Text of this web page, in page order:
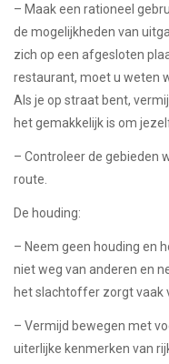
– Maak een rationeel
de mogelijkheden van
zich op een afgesloten
restaurant, moet u weten
Als je op straat bent,
het gemakkelijk is om
– Controleer de gebieden
route.
De houding:
– Neem geen houding en
niet weg van anderen en
het slachtoffer zorgt vaak
– Vermijd bewegen met
uiterlijke kenmerken van